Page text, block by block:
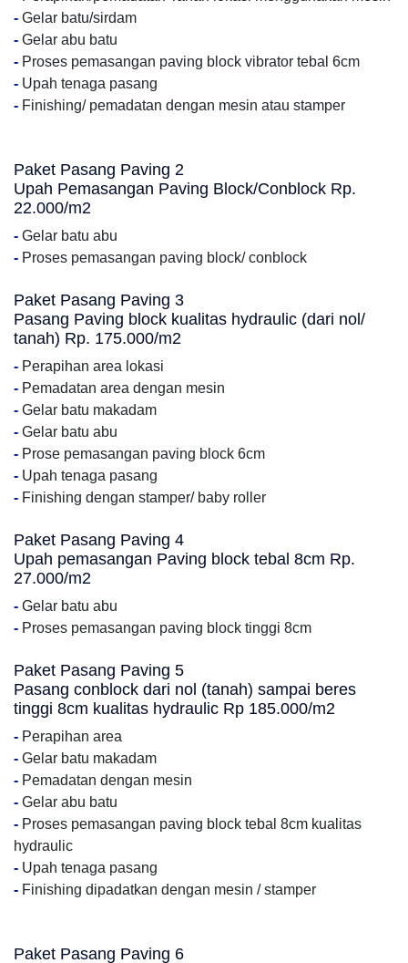
- Gelar batu/sirdam
- Gelar abu batu
- Proses pemasangan paving block vibrator tebal 6cm
- Upah tenaga pasang
- Finishing/ pemadatan dengan mesin atau stamper
Paket Pasang Paving 2
Upah Pemasangan Paving Block/Conblock Rp.
22.000/m2
- Gelar batu abu
- Proses pemasangan paving block/ conblock
Paket Pasang Paving 3
Pasang Paving block kualitas hydraulic (dari nol/
tanah) Rp. 175.000/m2
- Perapihan area lokasi
- Pemadatan area dengan mesin
- Gelar batu makadam
- Gelar batu abu
- Prose pemasangan paving block 6cm
- Upah tenaga pasang
- Finishing dengan stamper/ baby roller
Paket Pasang Paving 4
Upah pemasangan Paving block tebal 8cm Rp.
27.000/m2
- Gelar batu abu
- Proses pemasangan paving block tinggi 8cm
Paket Pasang Paving 5
Pasang conblock dari nol (tanah) sampai beres
tinggi 8cm kualitas hydraulic Rp 185.000/m2
- Perapihan area
- Gelar batu makadam
- Pemadatan dengan mesin
- Gelar abu batu
- Proses pemasangan paving block tebal 8cm kualitas
hydraulic
- Upah tenaga pasang
- Finishing dipadatkan dengan mesin / stamper
Paket Pasang Paving 6